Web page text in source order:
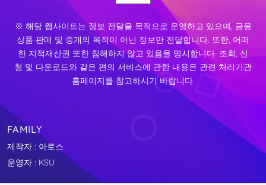
※ 해당 웹사이트는 정보 전달을 목적으로 운영하고 있으며, 금융
상품 판매 및 중개의 목적이 아닌 정보만 전달합니다. 또한, 어떠
한 지적재산권 또한 침해하지 않고 있음을 명시합니다. 조회, 신
청 및 다운로드와 같은 편의 서비스에 관한 내용은 관련 처리기관
홈페이지를 참고하시기 바랍니다.
FAMILY
제작자 : 아로스
운영자 : KSU